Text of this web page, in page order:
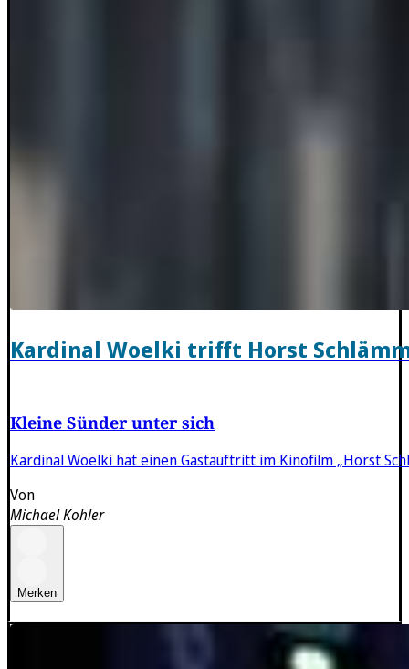
Kardinal Woelki trifft Horst
Kleine Sünder unter sich
Kardinal Woelki hat einen Gastauftritt im Kinofilm „Horst
Von
Michael Kohler
Merken